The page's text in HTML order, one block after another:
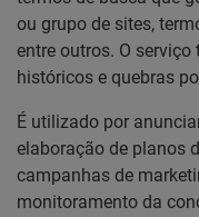
ou grupo de sites,
entre outros. O
históricos e quebras
É utilizado por
elaboração de planos
campanhas de
monitoramento da